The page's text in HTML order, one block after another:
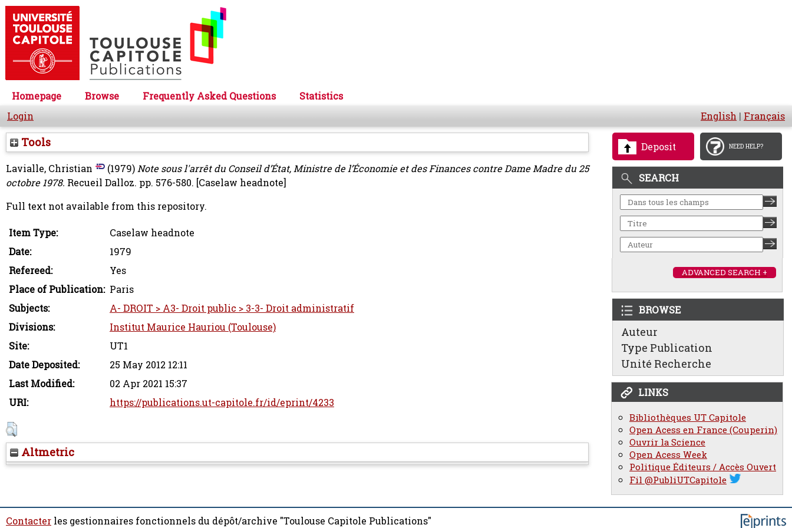
Homepage Browse Frequently Asked Questions
Statistics
Login
English | Français
Deposit NEED HELP?
SEARCH
ADVANCED SEARCH +
BROWSE
Auteur
Type Publication
Unité Recherche
LINKS
Bibliothèques UT Capitole
Open Acess en France (Couperin)
Ouvrir la Science
Open Acess Week
Politique Éditeurs / Accès Ouvert
Fil @PubliUTCapitole
Tools
Lavialle, Christian (1979)Note sous l'arrêt du Conseil d’État, Ministre de l’Économie et des Finances contre Dame Madre du 25
octobre 1978. Recueil Dalloz. pp. 576-580. [Caselaw headnote]
Full text not available from this repository.
Item Type:
Caselaw headnote
Date:
1979
Refereed:
Yes
Place of Publication: Paris
Subjects:
A- DROIT > A3- Droit public > 3-3- Droit administratif
Divisions:
Institut Maurice Hauriou (Toulouse)
Site:
UT1
Date Deposited:
25 May 2012 12:11
Last Modified:
02 Apr 2021 15:37
URI:
https://publications.ut-capitole.fr/id/eprint/4233
Altmetric
Contacter les gestionnaires fonctionnels du dépôt/archive "Toulouse Capitole Publications"